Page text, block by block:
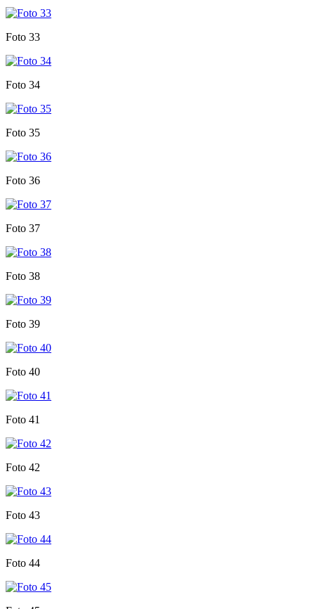
Foto 33
Foto 34
Foto 35
Foto 36
Foto 37
Foto 38
Foto 39
Foto 40
Foto 41
Foto 42
Foto 43
Foto 44